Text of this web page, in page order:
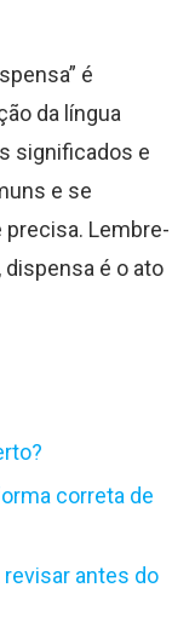
é
da língua
significados e
e se
Lembre-
dispensa é o ato
correta de
antes do